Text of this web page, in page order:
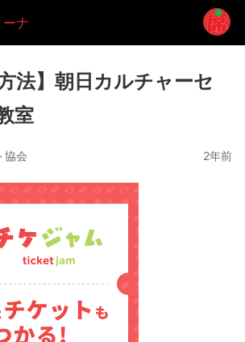
ナ
法】朝日カルチャーセ
室
協会 2年前